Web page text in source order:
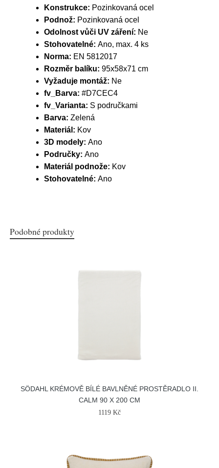
Konstrukce: Pozinkovaná ocel
Podnož: Pozinkovaná ocel
Odolnost vůči UV záření: Ne
Stohovatelné: Ano, max. 4 ks
Norma: EN 5812017
Rozměr balíku: 95x58x71 cm
Vyžaduje montáž: Ne
fv_Barva: #D7CEC4
fv_Varianta: S područkami
Barva: Zelená
Materiál: Kov
3D modely: Ano
Područky: Ano
Materiál podnože: Kov
Stohovatelné: Ano
Podobné produkty
SÖDAHL KRÉMOVĚ BÍLÉ BAVLNĚNÉ PROSTĚRADLO II.
CALM 90 X 200 CM
1119 Kč